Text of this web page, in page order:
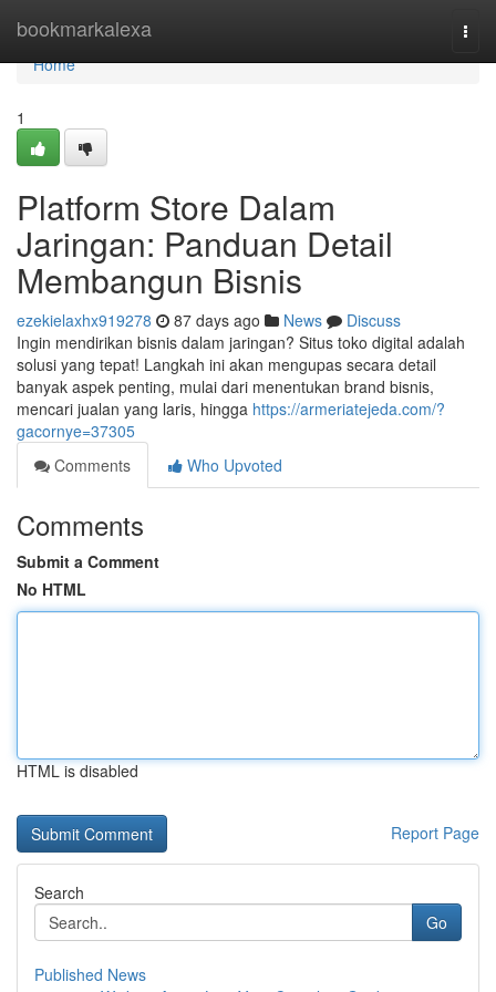
bookmarkalexa
Home
Home
1
Platform Store Dalam
Jaringan: Panduan Detail
Membangun Bisnis
ezekielaxhx919278 87 days ago News
Discuss
Ingin mendirikan bisnis dalam jaringan? Situs toko digital adalah
solusi yang tepat! Langkah ini akan mengupas secara detail
banyak aspek penting, mulai dari menentukan brand bisnis,
mencari jualan yang laris, hingga https://armeriatejeda.com/?
gacornye=37305
Comments
Who Upvoted
Comments
Submit a Comment
No HTML
HTML is disabled
Report Page
Search
Go
Published News